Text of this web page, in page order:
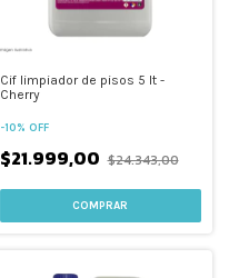
Cif limpiador de pisos 5 lt -
Cherry
-10% OFF
$21.999,00 $24.343,00
COMPRAR